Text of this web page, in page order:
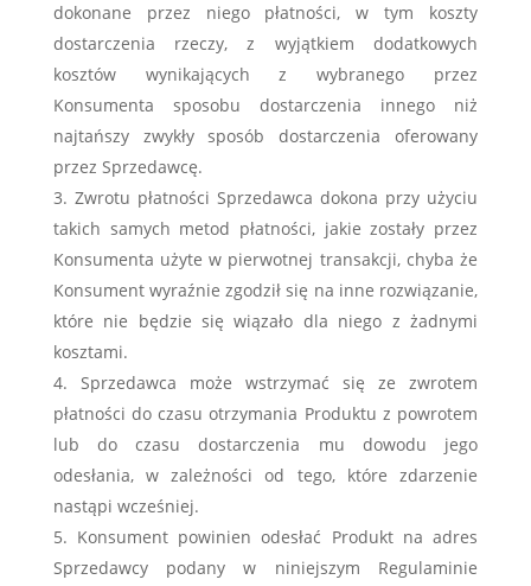
dokonane przez niego płatności, w tym koszty
dostarczenia rzeczy, z wyjątkiem dodatkowych
kosztów wynikających z wybranego przez
Konsumenta sposobu dostarczenia innego niż
najtańszy zwykły sposób dostarczenia oferowany
przez Sprzedawcę.
Zwrotu płatności Sprzedawca dokona przy użyciu
takich samych metod płatności, jakie zostały przez
Konsumenta użyte w pierwotnej transakcji, chyba że
Konsument wyraźnie zgodził się na inne rozwiązanie,
które nie będzie się wiązało dla niego z żadnymi
kosztami.
Sprzedawca może wstrzymać się ze zwrotem
płatności do czasu otrzymania Produktu z powrotem
lub do czasu dostarczenia mu dowodu jego
odesłania, w zależności od tego, które zdarzenie
nastąpi wcześniej.
Konsument powinien odesłać Produkt na adres
Sprzedawcy podany w niniejszym Regulaminie